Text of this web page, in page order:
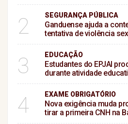
2 SEGURANÇA PÚBLICA
Ganduense ajuda a
tentativa de violência
3 EDUCAÇÃO
Estudantes do EPJAI
durante atividade
4 EXAME OBRIGATÓRIO
Nova exigência muda
tirar a primeira CNH na